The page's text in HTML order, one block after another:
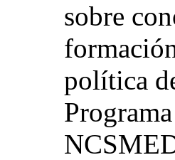
sobre
política